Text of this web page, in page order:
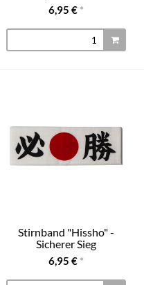
6,95 € *
Stirnband "Hissho" -
Sicherer Sieg
6,95 € *